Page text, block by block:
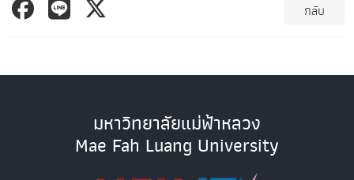
กลับ
มหาวิทยาลัยแม่ฟ้าหลวง
Mae Fah Luang University